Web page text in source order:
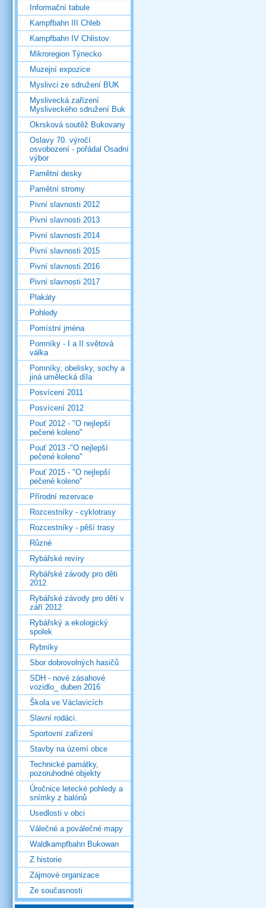
Informační tabule
Kampfbahn III Chleb
Kampfbahn IV Chlistov
Mikroregion Týnecko
Muzejní expozice
Myslivci ze sdružení BUK
Myslivecká zařízení
Mysliveckého sdružení Buk
Okrsková soutěž Bukovany
Oslavy 70. výročí
osvobození - pořádal Osadní
výbor
Pamětní desky
Pamětní stromy
Pivní slavnosti 2012
Pivní slavnosti 2013
Pivní slavnosti 2014
Pivní slavnosti 2015
Pivní slavnosti 2016
Pivní slavnosti 2017
Plakáty
Pohledy
Pomístní jména
Pomníky - I a II světová
válka
Pomníky, obelisky, sochy a
jiná umělecká díla
Posvícení 2011
Posvícení 2012
Pouť 2012 - "O nejlepší
pečené koleno"
Pouť 2013 -"O nejlepší
pečené koleno"
Pouť 2015 - "O nejlepší
pečené koleno"
Přírodní rezervace
Rozcestníky - cyklotrasy
Rozcestníky - pěší trasy
Různé
Rybářské revíry
Rybářské závody pro děti
2012
Rybářské závody pro děti v
září 2012
Rybářský a ekologický
spolek
Rybníky
Sbor dobrovolných hasičů
SDH - nové zásahové
vozidlo_ duben 2016
Škola ve Václavicích
Slavní rodáci.
Sportovní zařízení
Stavby na území obce
Technické památky,
pozoruhodné objekty
Úročnice letecké pohledy a
snímky z balónů
Usedlosti v obci
Válečné a poválečné mapy
Waldkampfbahn Bukowan
Z historie
Zájmové organizace
Ze současnosti